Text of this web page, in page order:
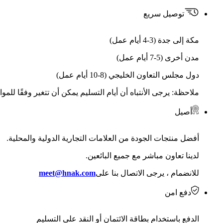
توصيل سريع
مكة إلى جدة (3-4 أيام عمل)
مدن أخرى (5-7 أيام عمل)
دول مجلس التعاون الخليجي (8-10 أيام عمل)
ملاحظة: يرجى الأنتباه أن أيام التسليم يمكن أن تتغير وفقًا
أصيل
أفضل منتجات الجودة من العلامات التجارية الدولية والمحلية.
لدينا تعاون مباشر مع جميع البائعين.
للانضمام ، يرجى الاتصال بنا علىmeet@hnak.com
دفع امن
الدفع باستخدام بطاقة الائتمان أو النقد على التسليم